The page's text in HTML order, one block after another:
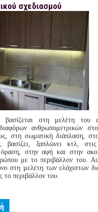
σχεδιασμού
βασίζεται στη μελέτη του
ανθρωπομετρικών
στη σωματική διάπλαση,
βασίζει, ξαπλώνει κτλ,
στην αφή και στην
με το περιβάλλον του.
στη μελέτη των ελάχιστων
το περιβάλλον του.